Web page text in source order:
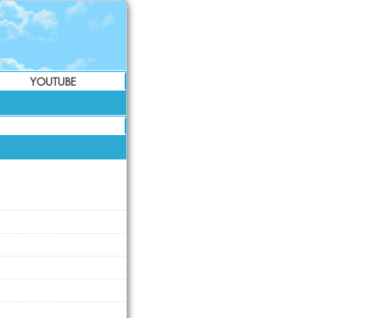
YOUTUBE